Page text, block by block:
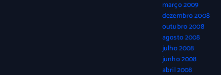
março 2009
dezembro 2008
outubro 2008
agosto 2008
julho 2008
junho 2008
abril 2008